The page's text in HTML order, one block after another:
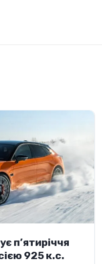
п’ятиріччя
925 к.с.